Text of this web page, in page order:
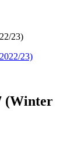
23)
(Winter